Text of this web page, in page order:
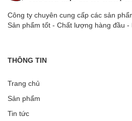
Công ty chuyên cung cấp các sản
Sản phẩm tốt - Chất lượng hàng đầu -
THÔNG TIN
Trang chủ
Sản phẩm
Tin tức